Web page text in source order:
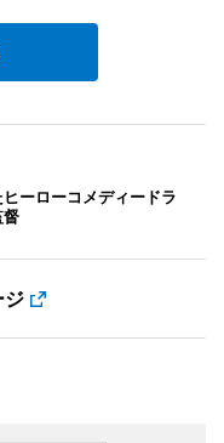
ーローコメディードラ
督
ジ